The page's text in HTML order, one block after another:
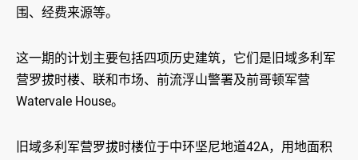
围、经费来源等。
这一期的计划主要包括四项历史建筑，它们是旧域多利军
营罗拔时楼、联和巿场、前流浮山警署及前哥顿军营
Watervale House。
旧域多利军营罗拔时楼位于中环坚尼地道42A，用地面积